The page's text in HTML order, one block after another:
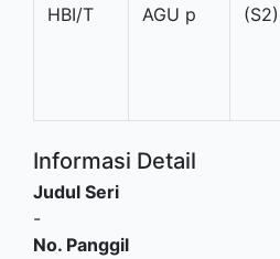
HBI/T
AGU p
(S2)
Informasi Detail
Judul Seri
-
No. Panggil